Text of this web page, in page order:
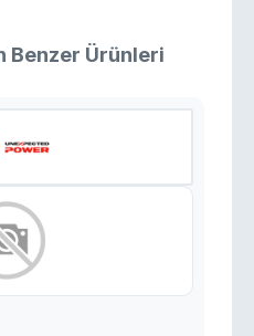
Benzer Ürünleri